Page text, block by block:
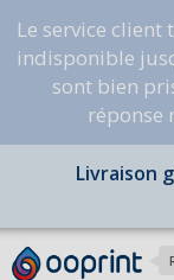
Le service
indisponible
sont bien
Livraison